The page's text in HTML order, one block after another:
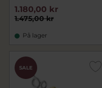
1.475,00 kr
1.180,00 kr
På lager
SALE